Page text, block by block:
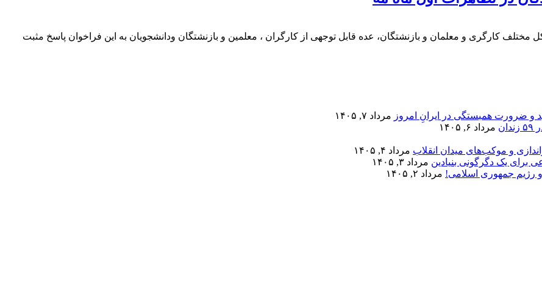
کارگری و معلمان و بازنشتگان، عده قابل توجهی از کارگران ، معلمین و بازنشتگان ودانشجویان به این فراخوان پاسخ مثبت
و ضرورت همبستگی در ایرانِ امروز مرداد ۷, ۱۴۰۵
مرداد ۶, ۱۴۰۵
و موکب‌های میدان انقلاب مرداد ۴, ۱۴۰۵
برای یک دگرگونی بنیادین مرداد ۳, ۱۴۰۵
و رژیم جمهوری اسلامی! مرداد ۲, ۱۴۰۵